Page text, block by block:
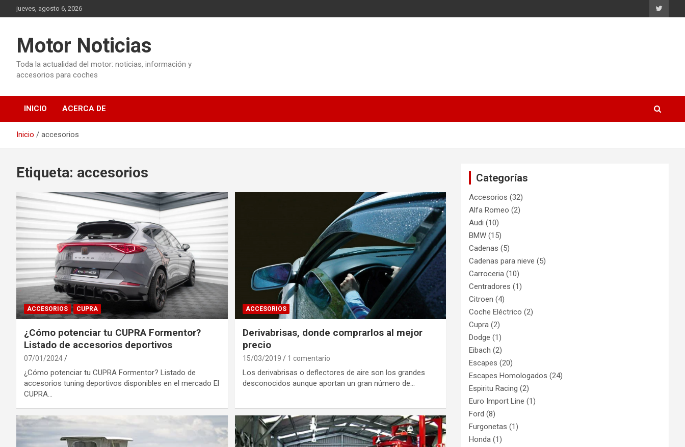
Saltar
al
jueves, agosto 6, 2026
Motor Noticias
Toda la actualidad del motor: noticias, información y
accesorios para coches
INICIO ACERCA DE
Inicio accesorios
Etiqueta: accesorios
ACCESORIOS CUPRA
¿Cómo potenciar tu CUPRA Formentor?
Listado de accesorios deportivos
07/01/2024
¿Cómo potenciar tu CUPRA Formentor? Listado de
accesorios tuning deportivos disponibles en el mercado El
CUPRA…
ACCESORIOS
Derivabrisas, donde comprarlos al mejor
precio
15/03/2019 1 comentario
Los derivabrisas o deflectores de aire son los grandes
desconocidos aunque aportan un gran número de…
Categorías
Accesorios (32)
Alfa Romeo (2)
Audi (10)
BMW (15)
Cadenas (5)
Cadenas para nieve (5)
Carroceria (10)
Centradores (1)
Citroen (4)
Coche Eléctrico (2)
Cupra (2)
Dodge (1)
Eibach (2)
Escapes (20)
Escapes Homologados (24)
Espiritu Racing (2)
Euro Import Line (1)
Ford (8)
Furgonetas (1)
Honda (1)